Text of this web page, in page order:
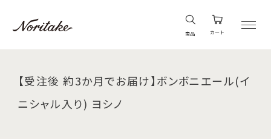
商品 カート
【受注後 約3か月でお届け】ボンボニエール(イ
ニシャル入り) ヨシノ